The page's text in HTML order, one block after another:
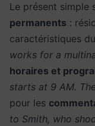
Le présent simple
permanents :
caractéristiques
works for a
horaires et
starts at 9 AM.
pour les
to Smith, who